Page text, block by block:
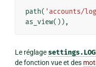
path( 'accounts/
as_view()),
Le réglage
de fonction vue et des